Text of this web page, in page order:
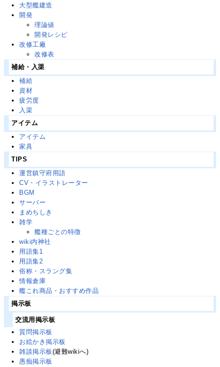
大型艦建造
開発
理論値
開発レシピ
改修工廠
改修表
補給・入渠
補給
資材
疲労度
入渠
アイテム
アイテム
家具
TIPS
運営鎮守府用語
CV・イラストレーター
BGM
サーバー
まめちしき
雑学
艦種ごとの特徴
wiki内神社
用語集1
用語集2
俗称・スラング集
情報倉庫
艦これ商品・おすすめ作品
掲示板
交流用掲示板
質問掲示板
お絵かき掲示板
雑談掲示板(避難wikiへ)
愚痴掲示板